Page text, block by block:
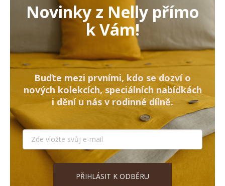
Novinky z Nelly přímo
k Vám!
Buďte mezi prvními, kdo se dozví o
nových kolekcích, speciálních nabídkách
i dění u nás v rodinné dílně.
PŘIHLÁSIT K ODBĚRU